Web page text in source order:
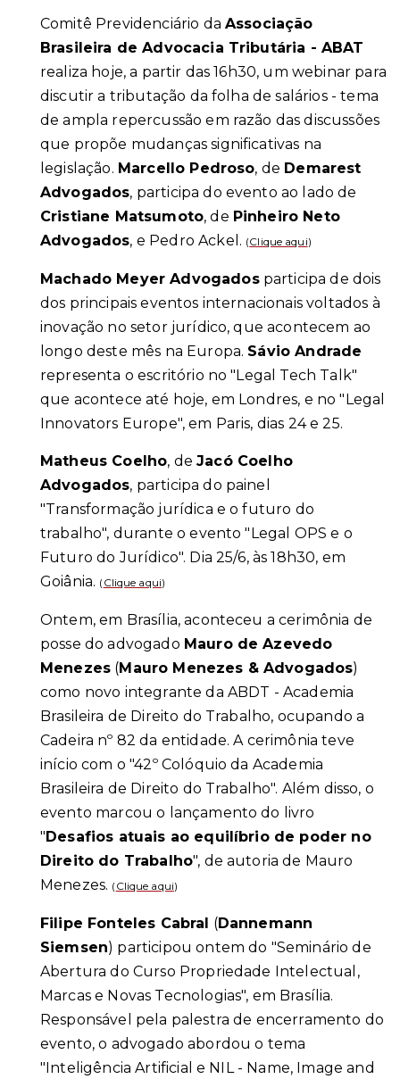
Comitê Previdenciário da Associação
Brasileira de Advocacia Tributária - ABAT
realiza hoje, a partir das 16h30, um webinar para
discutir a tributação da folha de salários - tema
de ampla repercussão em razão das discussões
que propõe mudanças significativas na
legislação. Marcello Pedroso, de Demarest
Advogados, participa do evento ao lado de
Cristiane Matsumoto, de Pinheiro Neto
Advogados, e Pedro Ackel. (Clique aqui)
Machado Meyer Advogadosparticipa de dois
dos principais eventos internacionais voltados à
inovação no setor jurídico, que acontecem ao
longo deste mês na Europa. Sávio Andrade
representa o escritório no "Legal Tech Talk"
que acontece até hoje, em Londres, e no "Legal
Innovators Europe", em Paris, dias 24 e 25.
Matheus Coelho, deJacó Coelho
Advogados, participa do painel
"Transformação jurídica e o futuro do
trabalho", durante o evento "Legal OPS e o
Futuro do Jurídico". Dia 25/6, às 18h30, em
Goiânia. ( Clique aqui)
Ontem, em Brasília, aconteceu a cerimônia de
posse do advogado Mauro de Azevedo
Menezes (Mauro Menezes & Advogados)
como novo integrante da ABDT - Academia
Brasileira de Direito do Trabalho, ocupando a
Cadeira nº 82 da entidade. A cerimônia teve
início com o "42º Colóquio da Academia
Brasileira de Direito do Trabalho". Além disso, o
evento marcou o lançamento do livro
"Desafios atuais ao equilíbrio de poder no
Direito do Trabalho", de autoria de Mauro
Menezes. ( Clique aqui)
Filipe Fonteles Cabral (Dannemann
Siemsen) participou ontem do "Seminário de
Abertura do Curso Propriedade Intelectual,
Marcas e Novas Tecnologias", em Brasília.
Responsável pela palestra de encerramento do
evento, o advogado abordou o tema
"Inteligência Artificial e NIL - Name, Image and